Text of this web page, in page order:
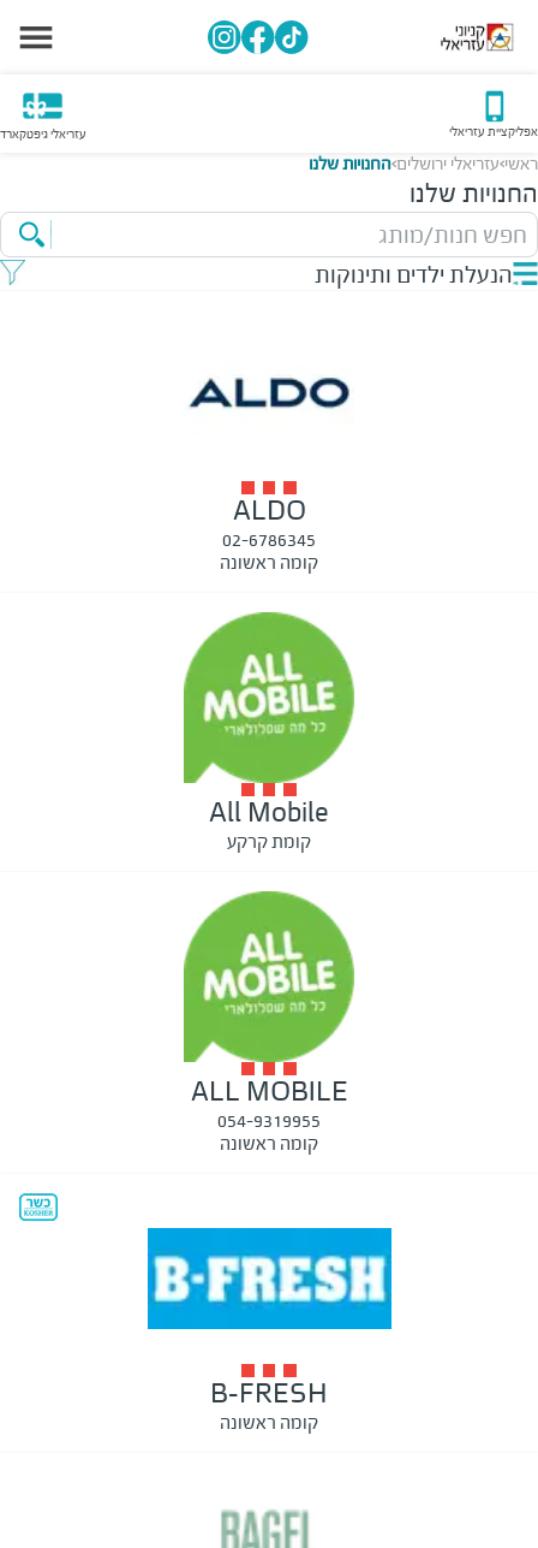
אפליקציית עזריאלי עזריאלי גיפטקארד
ראשי>עזריאלי ירושלים>החנויות שלנו
החנויות שלנו
חפש חנות/מותג
הנעלת ילדים ותינוקות
ALDO
02-6786345
קומה ראשונה
All Mobile
קומת קרקע
ALL MOBILE
054-9319955
קומה ראשונה
B-FRESH
קומה ראשונה